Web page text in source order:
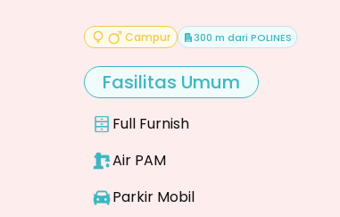
Campur 300 m dari POLINES
Fasilitas Umum
Full Furnish
Air PAM
Parkir Mobil